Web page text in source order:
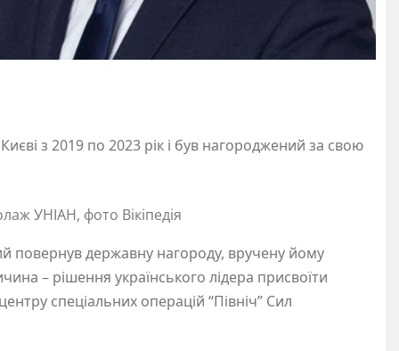
з 2019 по 2023 рік і був нагороджений за свою
УНІАН, фото Вікіпедія
повернув державну нагороду, вручену йому
– рішення українського лідера присвоїти
спеціальних операцій “Північ” Сил